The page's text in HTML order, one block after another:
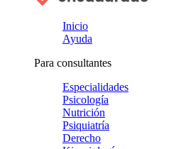
Inicio
Ayuda
Para consultantes
Especialidades
Psicología
Nutrición
Psiquiatría
Derecho